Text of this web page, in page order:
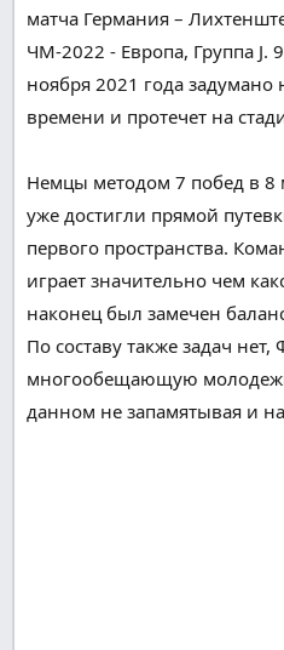
матча Германия –
ЧМ-2022 - Европа, Группа J.
ноября 2021 года задумано
времени и протечет на
Немцы методом 7 побед в 8
уже достигли прямой
первого пространства.
играет значительно чем
наконец был замечен
По составу также задач нет,
многообещающую
данном не запамятывая и